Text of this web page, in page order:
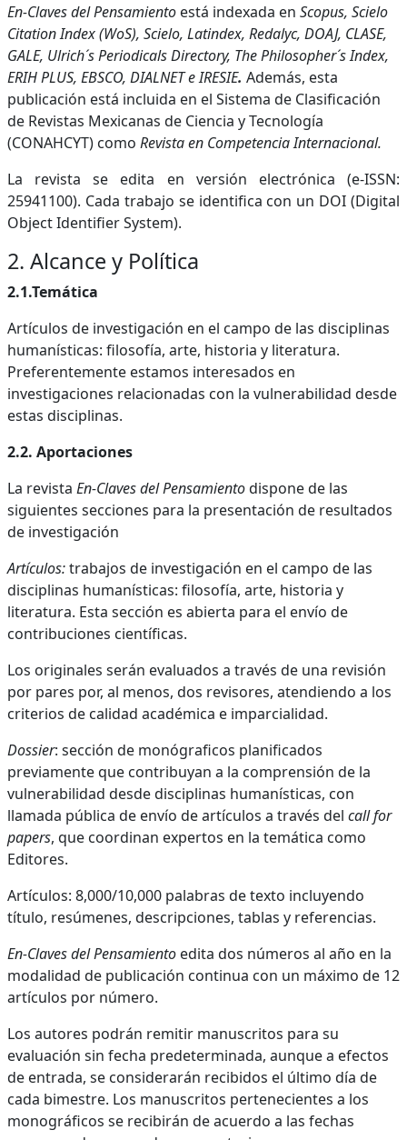
En-Claves del Pensamiento está indexada en Scopus, Scielo
Citation Index (WoS), Scielo, Latindex, Redalyc, DOAJ, CLASE,
GALE, Ulrich´s Periodicals Directory, The Philosopher´s Index,
ERIH PLUS, EBSCO, DIALNET e IRESIE. Además, esta
publicación está incluida en el Sistema de Clasificación
de Revistas Mexicanas de Ciencia y Tecnología
(CONAHCYT) como Revista en Competencia Internacional.
La revista se edita en versión electrónica (e-ISSN:
25941100). Cada trabajo se identifica con un DOI (Digital
Object Identifier System).
2. Alcance y Política
2.1.Temática
Artículos de investigación en el campo de las disciplinas
humanísticas: filosofía, arte, historia y literatura.
Preferentemente estamos interesados en
investigaciones relacionadas con la vulnerabilidad desde
estas disciplinas.
2.2. Aportaciones
La revista En-Claves del Pensamientodispone de las
siguientes secciones para la presentación de resultados
de investigación
Artículos:trabajos de investigación en el campo de las
disciplinas humanísticas: filosofía, arte, historia y
literatura. Esta sección es abierta para el envío de
contribuciones científicas.
Los originales serán evaluados a través de una revisión
por pares por, al menos, dos revisores, atendiendo a los
criterios de calidad académica e imparcialidad.
Dossier: sección de monógraficos planificados
previamente que contribuyan a la comprensión de la
vulnerabilidad desde disciplinas humanísticas, con
llamada pública de envío de artículos a través del call for
papers, que coordinan expertos en la temática como
Editores.
Artículos: 8,000/10,000 palabras de texto incluyendo
título, resúmenes, descripciones, tablas y referencias.
En-Claves del Pensamiento edita dos números al año en la
modalidad de publicación continua con un máximo de 12
artículos por número.
Los autores podrán remitir manuscritos para su
evaluación sin fecha predeterminada, aunque a efectos
de entrada, se considerarán recibidos el último día de
cada bimestre. Los manuscritos pertenecientes a los
monográficos se recibirán de acuerdo a las fechas